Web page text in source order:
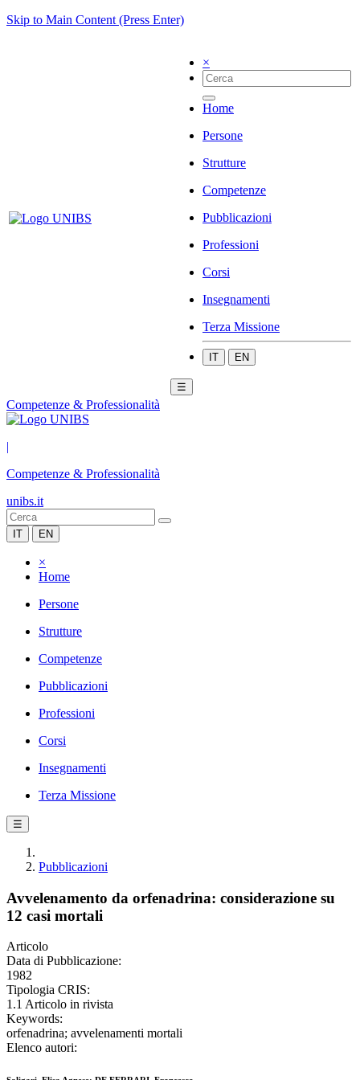
Skip to Main Content (Press Enter)
×
Home
Persone
Strutture
Competenze
Pubblicazioni
Professioni
Corsi
Insegnamenti
Terza Missione
IT EN
☰
Competenze & Professionalità
|
Competenze & Professionalità
unibs.it
IT EN
×
Home
Persone
Strutture
Competenze
Pubblicazioni
Professioni
Corsi
Insegnamenti
Terza Missione
☰
Pubblicazioni
Avvelenamento da orfenadrina: considerazione su
12 casi mortali
Articolo
Data di Pubblicazione:
1982
Tipologia CRIS:
1.1 Articolo in rivista
Keywords:
orfenadrina; avvelenamenti mortali
Elenco autori: